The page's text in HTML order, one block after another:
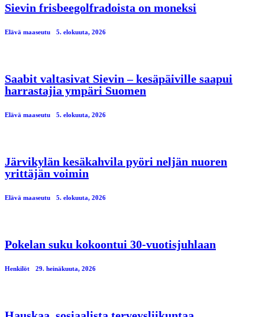
Sievin frisbeegolfradoista on moneksi
Elävä maaseutu 5. elokuuta, 2026
Saabit valtasivat Sievin – kesäpäiville saapui
harrastajia ympäri Suomen
Elävä maaseutu 5. elokuuta, 2026
Järvikylän kesäkahvila pyöri neljän nuoren
yrittäjän voimin
Elävä maaseutu 5. elokuuta, 2026
Pokelan suku kokoontui 30-vuotisjuhlaan
Henkilöt 29. heinäkuuta, 2026